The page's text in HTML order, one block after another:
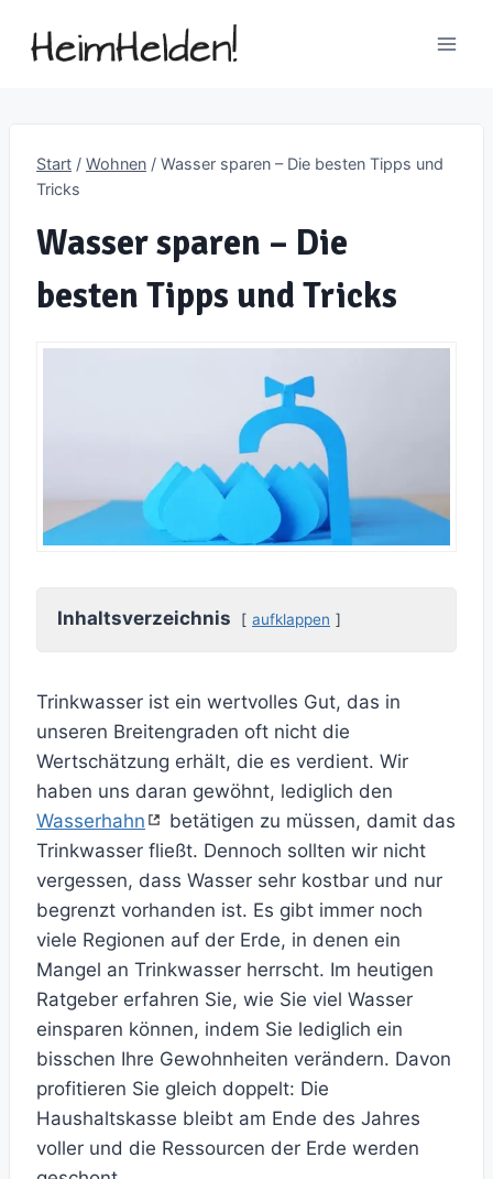
Inhalt
Start / Wohnen / Wasser sparen – Die besten Tipps und
Tricks
Wasser sparen – Die
besten Tipps und Tricks
Inhaltsverzeichnis aufklappen
Trinkwasser ist ein wertvolles Gut, das in
unseren Breitengraden oft nicht die
Wertschätzung erhält, die es verdient. Wir
haben uns daran gewöhnt, lediglich den
Wasserhahn
betätigen zu müssen, damit das
Trinkwasser fließt. Dennoch sollten wir nicht
vergessen, dass Wasser sehr kostbar und nur
begrenzt vorhanden ist. Es gibt immer noch
viele Regionen auf der Erde, in denen ein
Mangel an Trinkwasser herrscht. Im heutigen
Ratgeber erfahren Sie, wie Sie viel Wasser
einsparen können, indem Sie lediglich ein
bisschen Ihre Gewohnheiten verändern. Davon
profitieren Sie gleich doppelt: Die
Haushaltskasse bleibt am Ende des Jahres
voller und die Ressourcen der Erde werden